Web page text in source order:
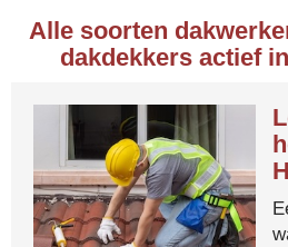
Alle soorten
dakdekkers actief